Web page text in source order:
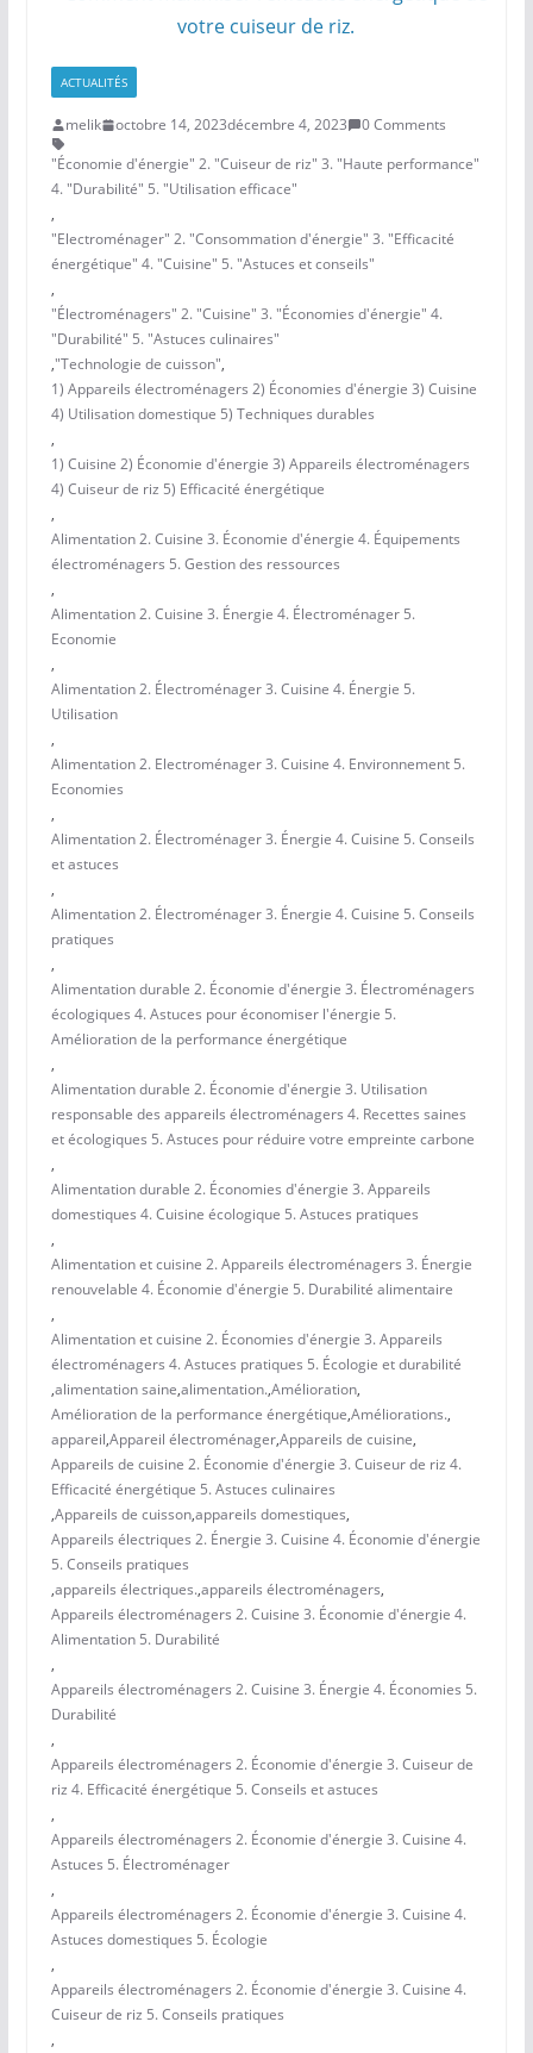
ACTUALITÉS
melik octobre 14, 2023décembre 4, 2023
0 Comments
"Économie d'énergie" 2. "Cuiseur de riz" 3. "Haute performance"
4. "Durabilité" 5. "Utilisation efficace"
,
"Electroménager" 2. "Consommation d'énergie" 3. "Efficacité
énergétique" 4. "Cuisine" 5. "Astuces et conseils"
,
"Électroménagers" 2. "Cuisine" 3. "Économies d'énergie" 4.
"Durabilité" 5. "Astuces culinaires"
,"Technologie de cuisson",
1) Appareils électroménagers 2) Économies d'énergie 3) Cuisine
4) Utilisation domestique 5) Techniques durables
,
1) Cuisine 2) Économie d'énergie 3) Appareils électroménagers
4) Cuiseur de riz 5) Efficacité énergétique
,
Alimentation 2. Cuisine 3. Économie d'énergie 4. Équipements
électroménagers 5. Gestion des ressources
,
Alimentation 2. Cuisine 3. Énergie 4. Électroménager 5.
Economie
,
Alimentation 2. Électroménager 3. Cuisine 4. Énergie 5.
Utilisation
,
Alimentation 2. Electroménager 3. Cuisine 4. Environnement 5.
Economies
,
Alimentation 2. Électroménager 3. Énergie 4. Cuisine 5. Conseils
et astuces
,
Alimentation 2. Électroménager 3. Énergie 4. Cuisine 5. Conseils
pratiques
,
Alimentation durable 2. Économie d'énergie 3. Électroménagers
écologiques 4. Astuces pour économiser l'énergie 5.
Amélioration de la performance énergétique
,
Alimentation durable 2. Économie d'énergie 3. Utilisation
responsable des appareils électroménagers 4. Recettes saines
et écologiques 5. Astuces pour réduire votre empreinte carbone
,
Alimentation durable 2. Économies d'énergie 3. Appareils
domestiques 4. Cuisine écologique 5. Astuces pratiques
,
Alimentation et cuisine 2. Appareils électroménagers 3. Énergie
renouvelable 4. Économie d'énergie 5. Durabilité alimentaire
,
Alimentation et cuisine 2. Économies d'énergie 3. Appareils
électroménagers 4. Astuces pratiques 5. Écologie et durabilité
,alimentation saine,alimentation.,Amélioration,
Amélioration de la performance énergétique,Améliorations.,
appareil,Appareil électroménager,Appareils de cuisine,
Appareils de cuisine 2. Économie d'énergie 3. Cuiseur de riz 4.
Efficacité énergétique 5. Astuces culinaires
,Appareils de cuisson,appareils domestiques,
Appareils électriques 2. Énergie 3. Cuisine 4. Économie d'énergie
5. Conseils pratiques
,appareils électriques.,appareils électroménagers,
Appareils électroménagers 2. Cuisine 3. Économie d'énergie 4.
Alimentation 5. Durabilité
,
Appareils électroménagers 2. Cuisine 3. Énergie 4. Économies 5.
Durabilité
,
Appareils électroménagers 2. Économie d'énergie 3. Cuiseur de
riz 4. Efficacité énergétique 5. Conseils et astuces
,
Appareils électroménagers 2. Économie d'énergie 3. Cuisine 4.
Astuces 5. Électroménager
,
Appareils électroménagers 2. Économie d'énergie 3. Cuisine 4.
Astuces domestiques 5. Écologie
,
Appareils électroménagers 2. Économie d'énergie 3. Cuisine 4.
Cuiseur de riz 5. Conseils pratiques
,